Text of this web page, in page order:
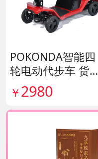
POKONDA智能四
轮电动代步车 货号
138856
￥ 2980